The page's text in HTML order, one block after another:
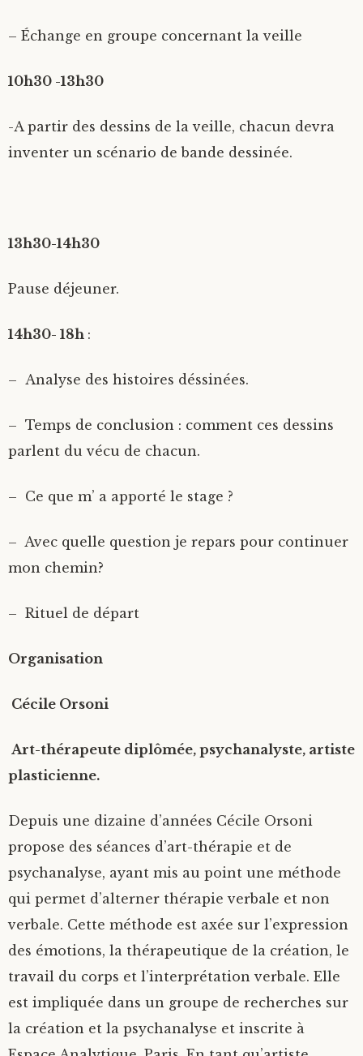
– Échange en groupe concernant la veille
10h30 -13h30
-A partir des dessins de la veille, chacun devra
inventer un scénario de bande dessinée.
13h30-14h30
Pause déjeuner.
14h30- 18h :
– Analyse des histoires déssinées.
– Temps de conclusion : comment ces dessins
parlent du vécu de chacun.
– Ce que m’ a apporté le stage ?
– Avec quelle question je repars pour continuer
mon chemin?
– Rituel de départ
Organisation
Cécile Orsoni
Art-thérapeute diplômée, psychanalyste, artiste
plasticienne.
Depuis une dizaine d’années Cécile Orsoni
propose des séances d’art-thérapie et de
psychanalyse, ayant mis au point une méthode
qui permet d’alterner thérapie verbale et non
verbale. Cette méthode est axée sur l’expression
des émotions, la thérapeutique de la création, le
travail du corps et l’interprétation verbale. Elle
est impliquée dans un groupe de recherches sur
la création et la psychanalyse et inscrite à